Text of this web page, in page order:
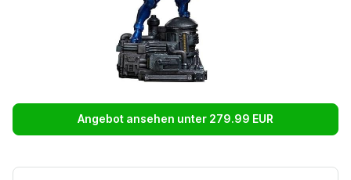
Angebot ansehen unter 279.99 EUR